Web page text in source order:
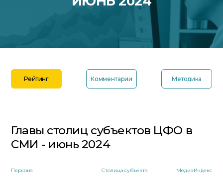
Рейтинг Комментарии Методика
Главы столиц субъектов ЦФО в
СМИ - июнь 2024
Персона Столица субъекта МедиаИндекс